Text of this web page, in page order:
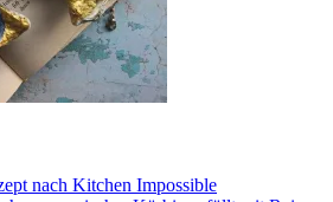
nach Kitchen Impossible